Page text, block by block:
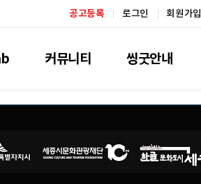
공고등록 로그인 회원가입
커뮤니티 씽굿안내